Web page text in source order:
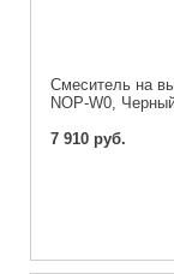
Смеситель на
NOP-W0,
7 910 руб.